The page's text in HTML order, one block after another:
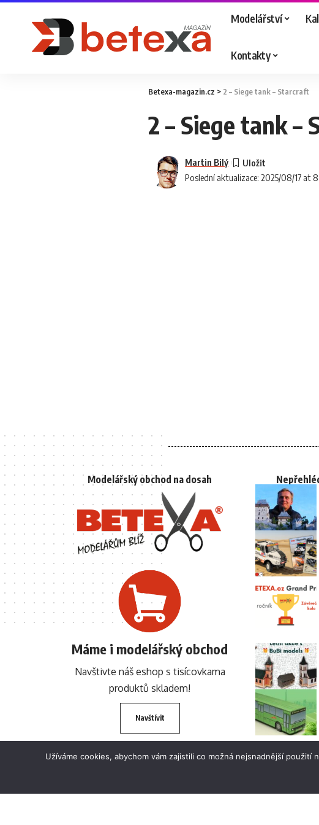
Modelářství
Kontakty
Betexa-magazin.cz > 2 – Siege tank – Starcraft
2 – Siege tank –
Poslední aktualizace: 2025/08/17 at
Martin Bilý
Modelářský obchod na dosah
Máme i modelářský obchod
Navštivte náš eshop s tisícovkama
produktů skladem!
Navštívit
Užíváme cookies, abychom vám zajistili co možná nejsnadnější